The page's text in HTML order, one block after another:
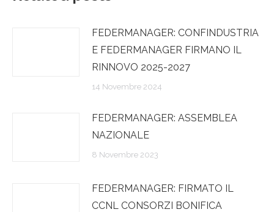
FEDERMANAGER: CONFINDUSTRIA
E FEDERMANAGER FIRMANO IL
RINNOVO 2025-2027
14 Novembre 2024
FEDERMANAGER: ASSEMBLEA
NAZIONALE
8 Novembre 2023
FEDERMANAGER: FIRMATO IL
CCNL CONSORZI BONIFICA